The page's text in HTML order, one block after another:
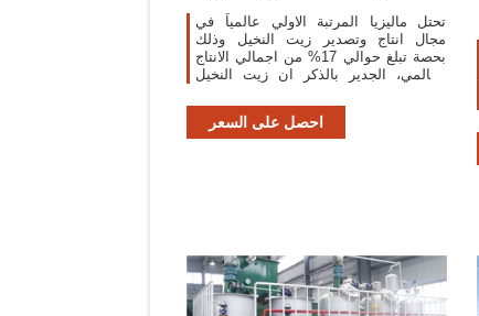
تحتل ماليزيا المرتبة الاولي عالمياً في
مجال انتاج وتصدير زيت النخيل وذلك
بحصة تبلغ حوالي 17% من اجمالي الانتاج
العالمي، الجدير بالذكر ان زيت النخيل
فهو
احصل على السعر